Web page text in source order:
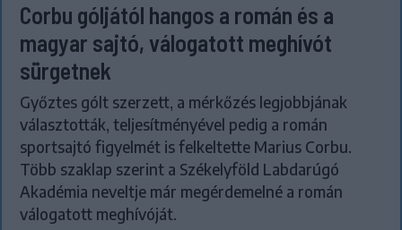
Corbu góljától hangos a román és a
magyar sajtó, válogatott meghívót
sürgetnek
Győztes gólt szerzett, a mérkőzés legjobbjának
választották, teljesítményével pedig a román
sportsajtó figyelmét is felkeltette Marius Corbu.
Több szaklap szerint a Székelyföld Labdarúgó
Akadémia neveltje már megérdemelné a román
válogatott meghívóját.